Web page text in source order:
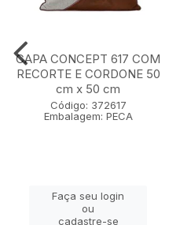
CAPA CONCEPT 617 COM
RECORTE E CORDONE 50
cm x 50 cm
Código: 372617
Embalagem: PECA
Faça seu login
ou
cadastre-se